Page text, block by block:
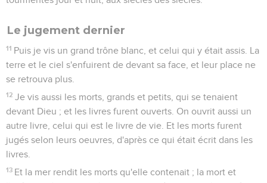
Le jugement dernier
11 Puis je vis un grand trône blanc, et celui qui y était assis. La
terre et le ciel s'enfuirent de devant sa face, et leur place ne
se retrouva plus.
12 Je vis aussi les morts, grands et petits, qui se tenaient
devant Dieu ; et les livres furent ouverts. On ouvrit aussi un
autre livre, celui qui est le livre de vie. Et les morts furent
jugés selon leurs oeuvres, d'après ce qui était écrit dans les
livres.
13 Et la mer rendit les morts qu'elle contenait ; la mort et